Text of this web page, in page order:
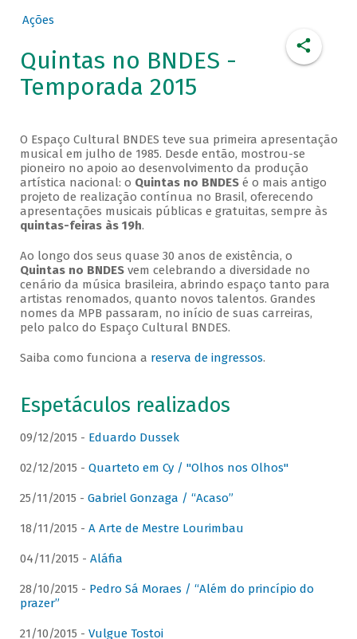
Ações
Quintas no BNDES -
Temporada 2015
O Espaço Cultural BNDES teve sua primeira apresentação
musical em julho de 1985. Desde então, mostrou-se
pioneiro no apoio ao desenvolvimento da produção
artística nacional: o Quintas no BNDESé o mais antigo
projeto de realização contínua no Brasil, oferecendo
apresentações musicais públicas e gratuitas, sempre às
quintas-feiras às 19h.
Ao longo dos seus quase 30 anos de existência, o
Quintas no BNDESvem celebrando a diversidade no
cenário da música brasileira, abrindo espaço tanto para
artistas renomados, quanto novos talentos. Grandes
nomes da MPB passaram, no início de suas carreiras,
pelo palco do Espaço Cultural BNDES.
Saiba como funciona a reserva de ingressos.
Espetáculos realizados
09/12/2015 - Eduardo Dussek
02/12/2015 - Quarteto em Cy / "Olhos nos Olhos"
25/11/2015 - Gabriel Gonzaga / “Acaso”
18/11/2015 - A Arte de Mestre Lourimbau
04/11/2015 - Aláfia
28/10/2015 - Pedro Sá Moraes / “Além do princípio do
prazer”
21/10/2015 - Vulgue Tostoi